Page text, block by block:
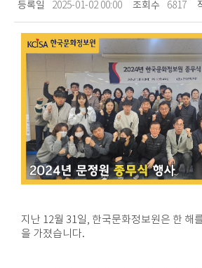
등록일 2025-01-02 00:00 조회수 6817
지난 12월 31일, 한국문화정보원은 한 해
을 가졌습니다.